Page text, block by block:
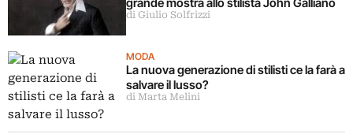
grande mostra allo stilista John Galliano
di Giulio Solfrizzi
MODA
La nuova generazione di stilisti ce la farà a
salvare il lusso?
di Marta Melini